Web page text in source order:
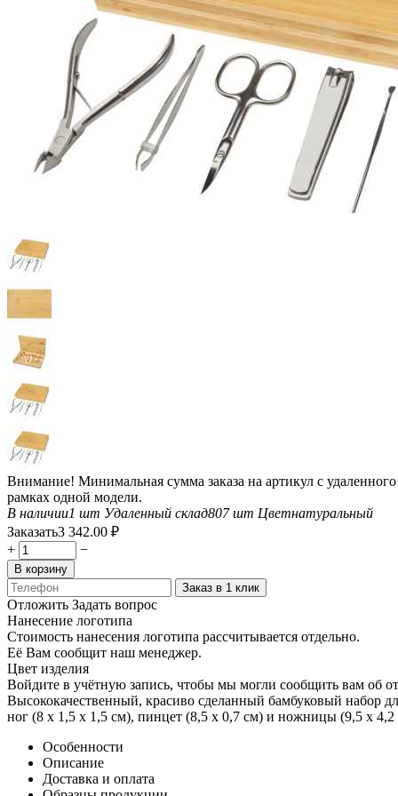
Внимание! Минимальная сумма заказа на артикул с
рамках одной модели.
В наличии1 шт Удаленный склад807 шт Цветнатуральный
Заказать3 342.00 ₽
+
−
В корзину
Заказ в 1 клик
Отложить Задать вопрос
Нанесение логотипа
Стоимость нанесения логотипа рассчитывается отдельно.
Её Вам сообщит наш менеджер.
Цвет изделия
Войдите в учётную запись, чтобы мы могли сообщить вам об
Высококачественный, красиво сделанный бамбуковый набор
ног (8 x 1,5 x 1,5 см), пинцет (8,5 x 0,7 см) и ножницы (9,5 x 4,2
Особенности
Описание
Доставка и оплата